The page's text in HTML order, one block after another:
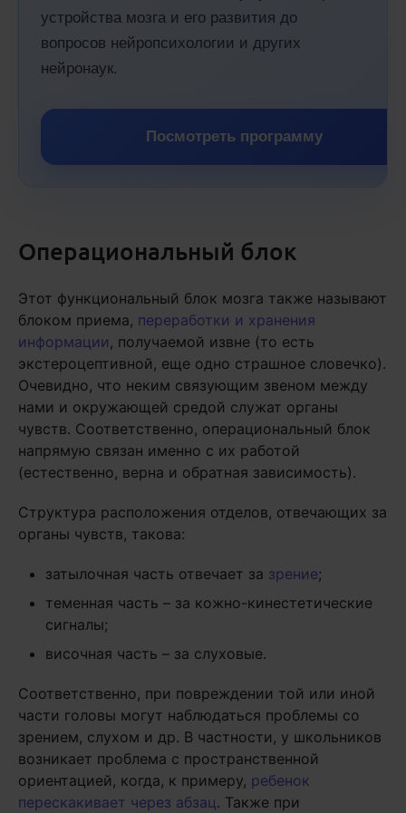
устройства мозга и его развития до
вопросов нейропсихологии и других
нейронаук.
Посмотреть программу
Операциональный блок
Этот функциональный блок мозга также называют
блоком приема, переработки и хранения
информации , получаемой извне (то есть
экстероцептивной, еще одно страшное словечко).
Очевидно, что неким связующим звеном между
нами и окружающей средой служат органы
чувств. Соответственно, операциональный блок
напрямую связан именно с их работой
(естественно, верна и обратная зависимость).
Структура расположения отделов, отвечающих за
органы чувств, такова:
затылочная часть отвечает за зрение;
теменная часть – за кожно-кинестетические
сигналы;
височная часть – за слуховые.
Соответственно, при повреждении той или иной
части головы могут наблюдаться проблемы со
зрением, слухом и др. В частности, у школьников
возникает проблема с пространственной
ориентацией, когда, к примеру, ребенок
перескакивает через абзац. Также при